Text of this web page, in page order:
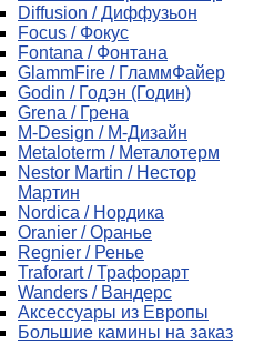
Diffusion / Диффузьон
Focus / Фокус
Fontana / Фонтана
GlammFire / ГламмФайер
Godin / Годэн (Годин)
Grena / Грена
M-Design / М-Дизайн
Metaloterm / Металотерм
Nestor Martin / Нестор
Мартин
Nordica / Нордика
Oranier / Оранье
Regnier / Ренье
Traforart / Трафорарт
Wanders / Вандерс
Аксессуары из Европы
Большие камины на заказ